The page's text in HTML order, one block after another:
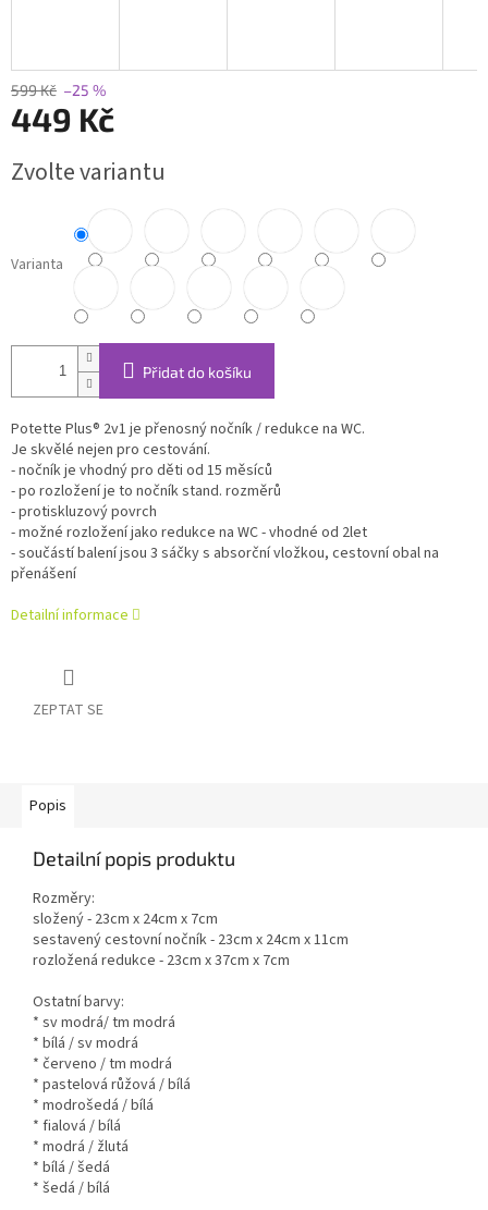
599 Kč –25 %
449 Kč
cena:
Zvolte variantu
Varianta
Přidat do košíku
Potette Plus® 2v1 je přenosný nočník / redukce na WC.
Je skvělé nejen pro cestování.
- nočník je vhodný pro děti od 15 měsíců
- po rozložení je to nočník stand. rozměrů
- protiskluzový povrch
- možné rozložení jako redukce na WC - vhodné od 2let
- součástí balení jsou 3 sáčky s absorční vložkou, cestovní obal na
přenášení
Detailní informace
ZEPTAT SE
Popis
Detailní popis produktu
Rozměry:
složený - 23cm x 24cm x 7cm
sestavený cestovní nočník - 23cm x 24cm x 11cm
rozložená redukce - 23cm x 37cm x 7cm
Ostatní barvy:
* sv modrá/ tm modrá
* bílá / sv modrá
* červeno / tm modrá
* pastelová růžová / bílá
* modrošedá / bílá
* fialová / bílá
* modrá / žlutá
* bílá / šedá
* šedá / bílá